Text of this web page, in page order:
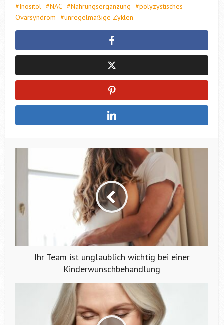
Inositol NAC Nahrungsergänzung
polyzystisches
Ovarsyndrom
unregelmäßige Zyklen
Ihr Team ist unglaublich wichtig bei einer
Kinderwunschbehandlung